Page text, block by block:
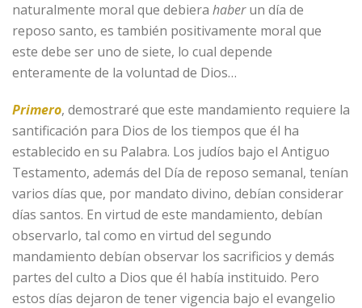
naturalmente moral que debiera haberun día de
reposo santo, es también positivamente moral que
este debe ser uno de siete, lo cual depende
enteramente de la voluntad de Dios…
Primero, demostraré que este mandamiento requiere la
santificación para Dios de los tiempos que él ha
establecido en su Palabra. Los judíos bajo el Antiguo
Testamento, además del Día de reposo semanal, tenían
varios días que, por mandato divino, debían considerar
días santos. En virtud de este mandamiento, debían
observarlo, tal como en virtud del segundo
mandamiento debían observar los sacrificios y demás
partes del culto a Dios que él había instituido. Pero
estos días dejaron de tener vigencia bajo el evangelio